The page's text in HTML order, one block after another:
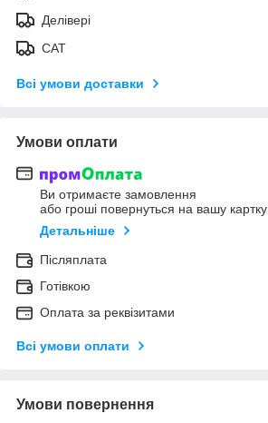
Делівері
САТ
Всі умови доставки
Умови оплати
Ви отримаєте замовлення
або гроші повернуться на вашу картку
Детальніше
Післяплата
Готівкою
Оплата за реквізитами
Всі умови оплати
Умови повернення